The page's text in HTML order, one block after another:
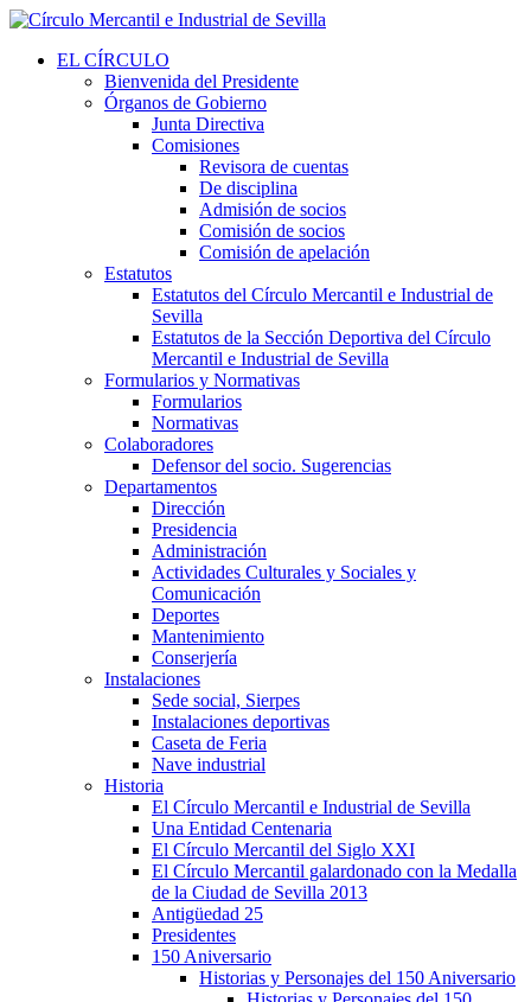
EL CÍRCULO
Bienvenida del Presidente
Órganos de Gobierno
Junta Directiva
Comisiones
Revisora de cuentas
De disciplina
Admisión de socios
Comisión de socios
Comisión de apelación
Estatutos
Estatutos del Círculo Mercantil e Industrial de
Sevilla
Estatutos de la Sección Deportiva del Círculo
Mercantil e Industrial de Sevilla
Formularios y Normativas
Formularios
Normativas
Colaboradores
Defensor del socio. Sugerencias
Departamentos
Dirección
Presidencia
Administración
Actividades Culturales y Sociales y
Comunicación
Deportes
Mantenimiento
Conserjería
Instalaciones
Sede social, Sierpes
Instalaciones deportivas
Caseta de Feria
Nave industrial
Historia
El Círculo Mercantil e Industrial de Sevilla
Una Entidad Centenaria
El Círculo Mercantil del Siglo XXI
El Círculo Mercantil galardonado con la Medalla
de la Ciudad de Sevilla 2013
Antigüedad 25
Presidentes
150 Aniversario
Historias y Personajes del 150 Aniversario